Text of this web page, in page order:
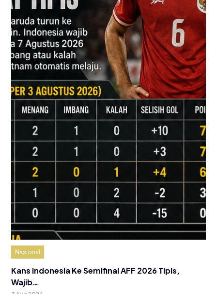
Nasional
Kans Indonesia Ke Semifinal AFF 2026 Tipis,
Wajib…